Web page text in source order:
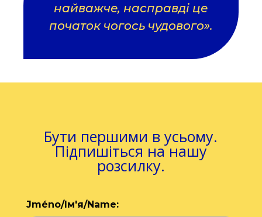
найважче, насправді це
початок чогось чудового».
Бути першими в усьому.
Підпишіться на нашу
розсилку.
Jméno/Ім'я/Name: